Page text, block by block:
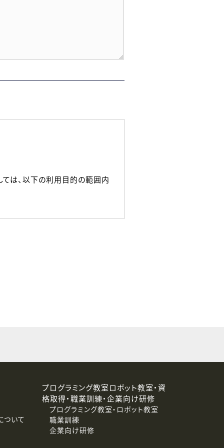
ては、以下の利用目的の範囲内
および第三者への提供停止）
ついて
プログラミング教室ロボット教室・資
格取得・職業訓練・企業向け研修
プログラミング教室・ロボット教室
職業訓練
企業向け研修